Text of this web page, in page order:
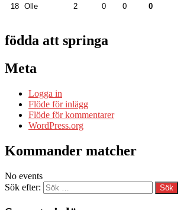
18 Olle 2 0 0 0
födda att springa
Meta
Logga in
Flöde för inlägg
Flöde för kommentarer
WordPress.org
Kommander matcher
No events
Sök efter: